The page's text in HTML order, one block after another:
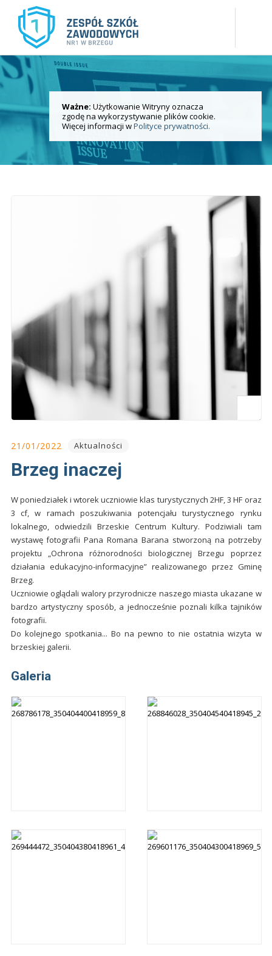
Ważne: Użytkowanie Witryny oznacza
zgodę na wykorzystywanie plików cookie.
Więcej informacji wPolityce prywatności.
Aktualności
i wydarzenia
21/01/2022 Aktualności
Brzeg inaczej
W poniedziałek i wtorek uczniowie klas turystycznych 2HF, 3 HF oraz
3 cf, w ramach poszukiwania potencjału turystycznego rynku
lokalnego, odwiedzili Brzeskie Centrum Kultury. Podziwiali tam
wystawę fotografii Pana Romana Barana stworzoną na potrzeby
projektu „Ochrona różnorodności biologicznej Brzegu poprzez
działania edukacyjno-informacyjne” realizowanego przez Gminę
Brzeg.
Uczniowie oglądali walory przyrodnicze naszego miasta ukazane w
bardzo artystyczny sposób, a jednocześnie poznali kilka tajników
fotografii.
Do kolejnego spotkania... Bo na pewno to nie ostatnia wizyta w
brzeskiej galerii.
Galeria